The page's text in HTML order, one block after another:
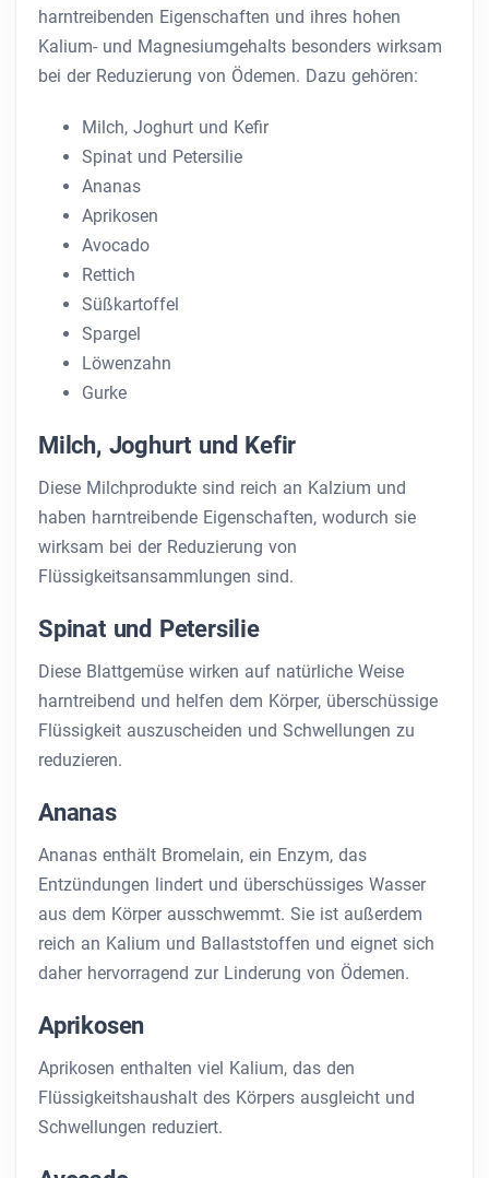
harntreibenden Eigenschaften und ihres hohen
Kalium- und Magnesiumgehalts besonders wirksam
bei der Reduzierung von Ödemen. Dazu gehören:
Milch, Joghurt und Kefir
Spinat und Petersilie
Ananas
Aprikosen
Avocado
Rettich
Süßkartoffel
Spargel
Löwenzahn
Gurke
Milch, Joghurt und Kefir
Diese Milchprodukte sind reich an Kalzium und
haben harntreibende Eigenschaften, wodurch sie
wirksam bei der Reduzierung von
Flüssigkeitsansammlungen sind.
Spinat und Petersilie
Diese Blattgemüse wirken auf natürliche Weise
harntreibend und helfen dem Körper, überschüssige
Flüssigkeit auszuscheiden und Schwellungen zu
reduzieren.
Ananas
Ananas enthält Bromelain, ein Enzym, das
Entzündungen lindert und überschüssiges Wasser
aus dem Körper ausschwemmt. Sie ist außerdem
reich an Kalium und Ballaststoffen und eignet sich
daher hervorragend zur Linderung von Ödemen.
Aprikosen
Aprikosen enthalten viel Kalium, das den
Flüssigkeitshaushalt des Körpers ausgleicht und
Schwellungen reduziert.